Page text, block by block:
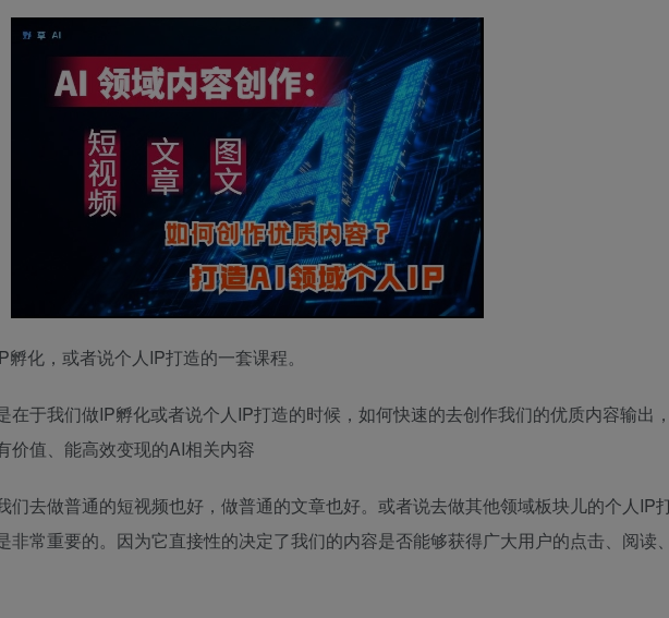
化，或者说个人IP打造的一套课程。
在于我们做IP孵化或者说个人IP打造的时候，如何快速的去创作我们的优质内容输出
价值、能高效变现的AI相关内容
们去做普通的短视频也好，做普通的文章也好。或者说去做其他领域板块儿的个人IP
非常重要的。因为它直接性的决定了我们的内容是否能够获得广大用户的点击、阅读